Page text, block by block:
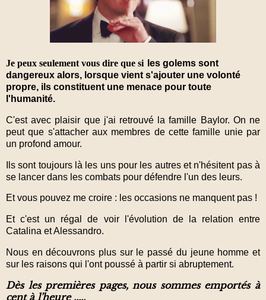
Je peux seulement vous dire que si les golems sont
dangereux alors, lorsque vient s'ajouter une volonté
propre, ils constituent une menace pour toute
l'humanité.
C'est avec plaisir que j'ai retrouvé la famille Baylor. On ne
peut que s'attacher aux membres de cette famille unie par
un profond amour.
Ils sont toujours là les uns pour les autres et n'hésitent pas à
se lancer dans les combats pour défendre l'un des leurs.
Et vous pouvez me croire : les occasions ne manquent pas !
Et c'est un régal de voir l'évolution de la relation entre
Catalina et Alessandro.
Nous en découvrons plus sur le passé du jeune homme et
sur les raisons qui l'ont poussé à partir si abruptement.
Dès les premières pages, nous sommes emportés à
cent à l'heure .....